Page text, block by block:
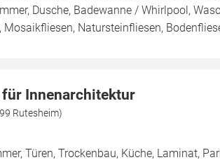
Dusche, Badewanne / Whirlpool,
Natursteinfliesen,
Innenarchitektur
Rutesheim)
Türen, Trockenbau, Küche, Laminat,